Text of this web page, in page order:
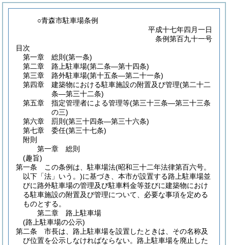
○青森市駐車場条例
平成十七年四月一日
条例第百九十一号
目次
第一章
総則 (第一条)
第二章
路上駐車場(第二条―第十四条)
第三章
路外駐車場(第十五条―第二十一条)
第四章
建築物における駐車施設の附置及び管理(第二十二
条―第三十二条)
第五章
指定管理者による管理等(第三十三条―第三十三条
の三)
第六章
罰則 (第三十四条―第三十六条)
第七章
委任(第三十七条)
附則
第一章
総則
(趣旨)
第一条
この条例は、駐車場法(昭和三十二年法律第百六号。
以下「法」いう。)に基づき、本市が設置する路上駐車場並
びに路外駐車場の管理及び駐車料金等並びに建築物におけ
る駐車施設の附置及び管理について、必要な事項を定める
ものとする。
第二章
路上駐車場
(路上駐車場の公示)
第二条
市長は、路上駐車場を設置したときは、その名称及
び位置を公示しなければならない。 路上駐車場を廃止した